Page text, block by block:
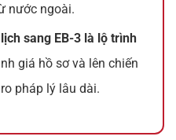
nước ngoài.
sang EB-3 là lộ trình
giá hồ sơ và lên chiến
pháp lý lâu dài.